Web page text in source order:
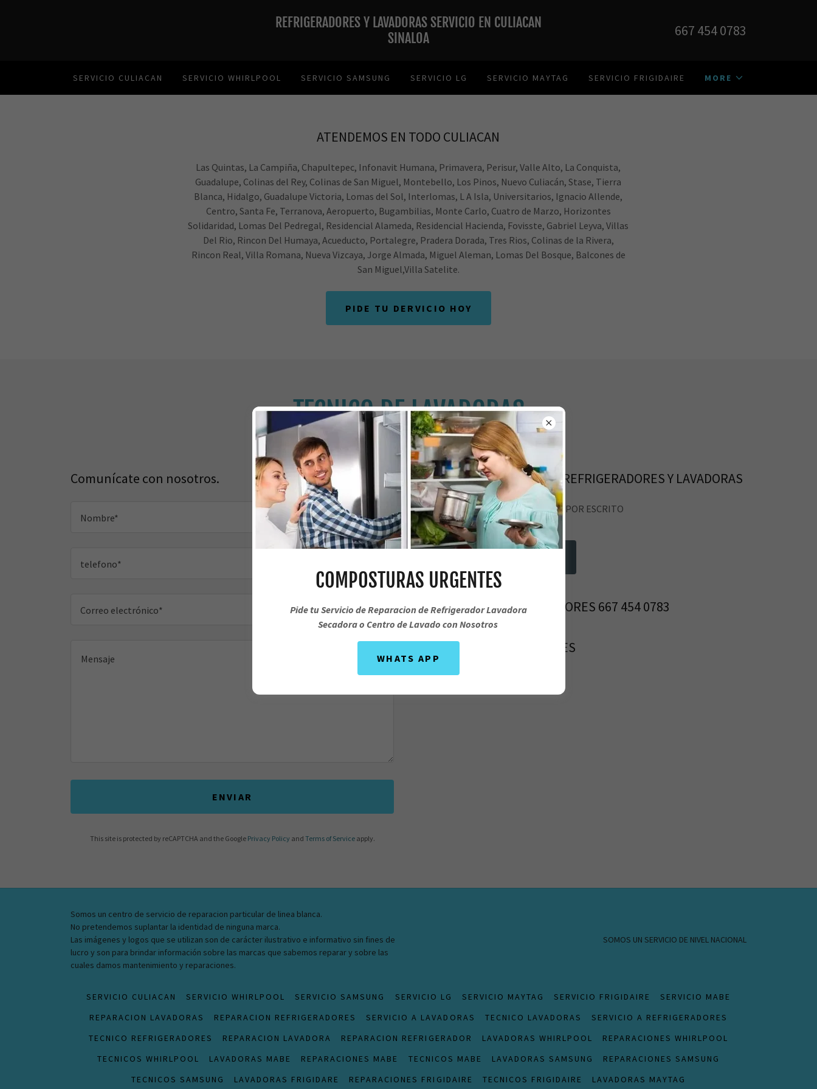
REFRIGERADORES Y LAVADORAS SERVICIO EN CULIACAN
SINALOA
667 454 0783
SERVICIO CULIACAN SERVICIO WHIRLPOOL SERVICIO SAMSUNG SERVICIO LG SERVICIO MAYTAG SERVICIO FRIGIDAIRE MORE
ATENDEMOS EN TODO CULIACAN
Las Quintas, La Campiña, Chapultepec, Infonavit Humana, Primavera, Perisur, Valle Alto, La Conquista,
Guadalupe, Colinas del Rey, Colinas de San Miguel, Montebello, Los Pinos, Nuevo Culiacán, Stase, Tierra
Blanca, Hidalgo, Guadalupe Victoria, Lomas del Sol, Interlomas, L A Isla, Universitarios, Ignacio Allende,
Centro, Santa Fe, Terranova, Aeropuerto, Bugambilias, Monte Carlo, Cuatro de Marzo, Horizontes
Solidaridad, Lomas Del Pedregal, Residencial Alameda, Residencial Hacienda, Fovisste, Gabriel Leyva, Villas
Del Rio, Rincon Del Humaya, Acueducto, Portalegre, Pradera Dorada, Tres Rios, Colinas de la Rivera,
Rincon Real, Villa Romana, Nueva Vizcaya, Jorge Almada, Miguel Aleman, Lomas Del Bosque, Balcones de
San Miguel,Villa Satelite.
PIDE TU DERVICIO HOY
TECNICO DE LAVADORAS
Comunícate con nosotros.
Nombre*
telefono*
Correo electrónico*
ENVIAR
This site is protected by reCAPTCHA and the Google Privacy Policy and Terms of Serviceapply.
SERVICIO TECNICO PARA REFRIGERADORES Y LAVADORAS
GARANTIA EN CADA REPARACION POR ESCRITO
TECNICO DE REFRIGERADORES 667 454 0783
REPARACIONES URGENTES
Open today
Somos un centro de servicio de reparacion particular de linea blanca.
No pretendemos suplantar la identidad de ninguna marca.
Las imágenes y logos que se utilizan son de carácter ilustrativo e informativo sin fines de
lucro y son para brindar información sobre las marcas que sabemos reparar y sobre las
cuales damos mantenimiento y reparaciones.
SOMOS UN SERVICIO DE NIVEL NACIONAL
SERVICIO CULIACAN SERVICIO WHIRLPOOL SERVICIO SAMSUNG SERVICIO LG SERVICIO MAYTAG SERVICIO FRIGIDAIRE
SERVICIO MABE
REPARACION LAVADORAS
REPARACION REFRIGERADORES SERVICIO A LAVADORAS TECNICO LAVADORAS
SERVICIO A REFRIGERADORES
TECNICO REFRIGERADORES
REPARACION LAVADORA REPARACION REFRIGERADOR LAVADORAS WHIRLPOOL
REPARACIONES WHIRLPOOL
TECNICOS WHIRLPOOL
LAVADORAS MABE REPARACIONES MABE TECNICOS MABE LAVADORAS SAMSUNG
REPARACIONES SAMSUNG
TECNICOS SAMSUNG
LAVADORAS FRIGIDARE REPARACIONES FRIGIDAIRE TECNICOS FRIGIDAIRE LAVADORAS MAYTAG
COMPOSTURAS URGENTES
Pide tu Servicio de Reparacion de Refrigerador Lavadora
Secadora o Centro de Lavado con Nosotros
WHATS APP